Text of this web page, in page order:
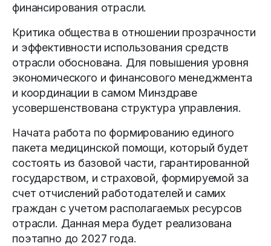
финансирования отрасли.
Критика общества в отношении прозрачности
и эффективности использования средств
отрасли обоснована. Для повышения уровня
экономического и финансового менеджмента
и координации в самом Минздраве
усовершенствована структура управления.
Начата работа по формированию единого
пакета медицинской помощи, который будет
состоять из базовой час­ти, гарантированной
государством, и страховой, формируемой за
счет отчислений работодателей и самих
граждан с учетом располагаемых ресурсов
отрасли. Данная мера будет реализована
поэтапно до 2027 года.